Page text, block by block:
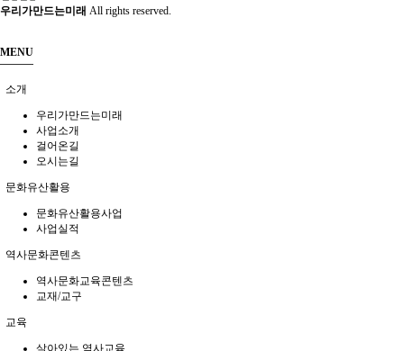
역사문화교육콘텐츠
살아있는 역사교육
학년별 추천기행
주제별 실내수업
학교와 함께
사회서비스
사회적기업
사회서비스
신청문의
공지
우리가만드는미래 All rights reserved.
MENU
소개
우리가만드는미래
사업소개
걸어온길
오시는길
문화유산활용
문화유산활용사업
사업실적
역사문화콘텐츠
역사문화교육콘텐츠
교재/교구
교육
살아있는 역사교육